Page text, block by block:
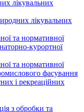
лікувальних
лікувальних
та нормативної
курортної
та нормативної
фасування
і рекреаційних
з обробки та